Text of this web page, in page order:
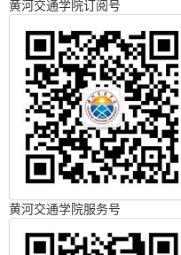
黄河交通学院订阅号
黄河交通学院服务号